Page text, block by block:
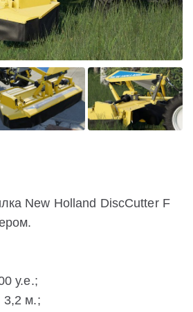
New Holland DiscCutter F
у.е.;
3,2 м.;